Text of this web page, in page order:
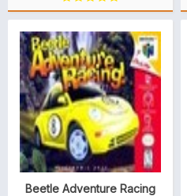
Beetle Adventure Racing